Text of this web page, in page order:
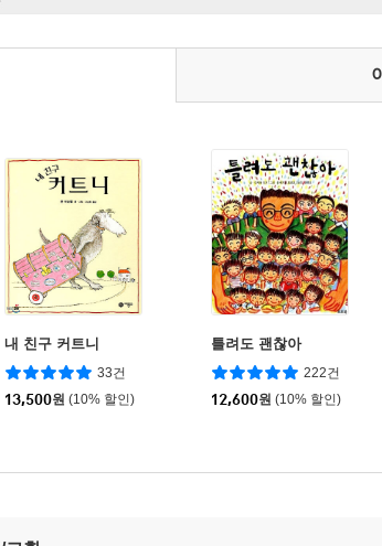
내 친구 커트니
33건
13,500원 (10% 할인)
틀려도 괜찮아
222건
12,600원 (10% 할인)